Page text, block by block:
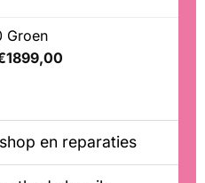
Groen
1899,00Huidige
en reparaties